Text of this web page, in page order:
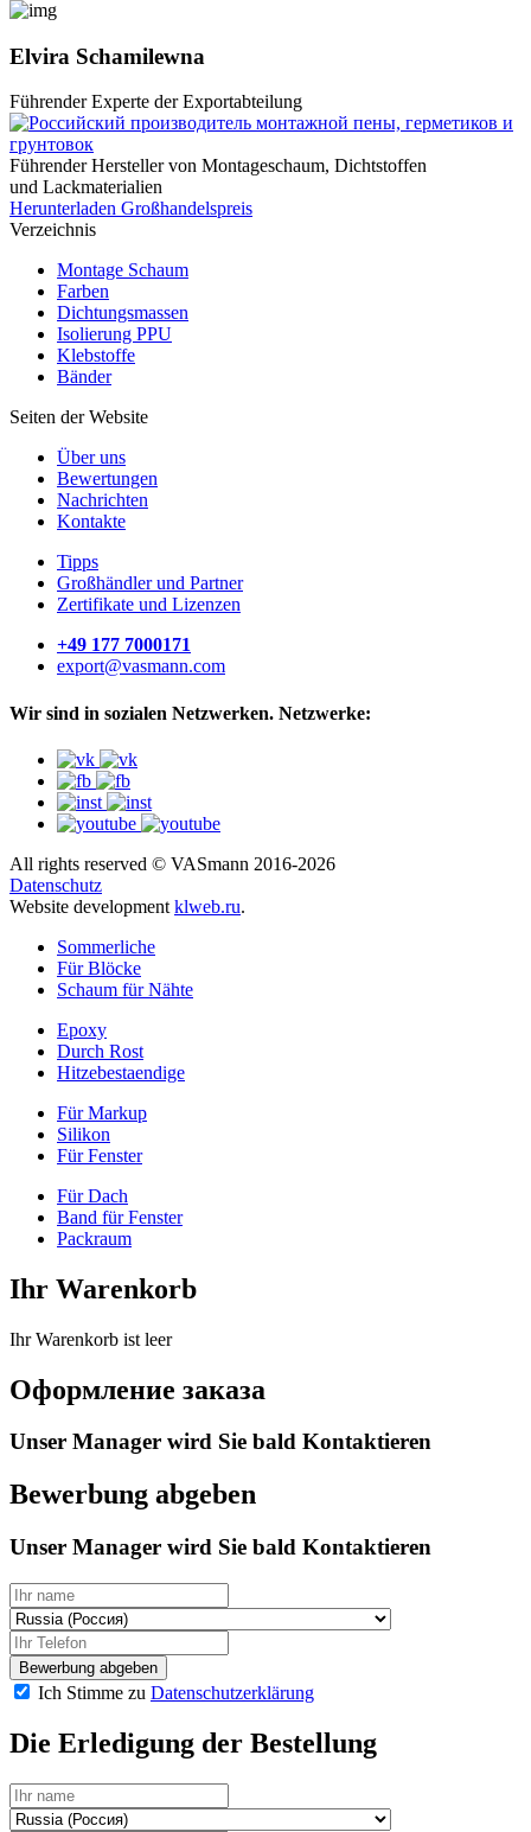
Elvira Schamilewna
Führender Experte der Exportabteilung
Führender Hersteller von Montageschaum, Dichtstoffen
und Lackmaterialien
Herunterladen Großhandelspreis
Verzeichnis
Montage Schaum
Farben
Dichtungsmassen
Isolierung PPU
Klebstoffe
Bänder
Seiten der Website
Über uns
Bewertungen
Nachrichten
Kontakte
Tipps
Großhändler und Partner
Zertifikate und Lizenzen
+49 177 7000171
export@vasmann.com
Wir sind in sozialen Netzwerken. Netzwerke:
All rights reserved © VASmann 2016-2026
Datenschutz
Website development klweb.ru.
Sommerliche
Für Blöcke
Schaum für Nähte
Epoxy
Durch Rost
Hitzebestaendige
Für Markup
Silikon
Für Fenster
Für Dach
Band für Fenster
Packraum
Ihr Warenkorb
Ihr Warenkorb ist leer
Оформление заказа
Unser Manager wird Sie bald Kontaktieren
Bewerbung abgeben
Unser Manager wird Sie bald Kontaktieren
Bewerbung abgeben
Ich Stimme zu Datenschutzerklärung
Die Erledigung der Bestellung